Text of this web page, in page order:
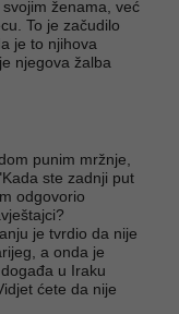
ženama, već
To je začudilo
je to njihova
njegova žalba
punim mržnje,
ste zadnji put
odgovorio
je tvrdio da nije
a onda je
u Iraku
ćete da nije